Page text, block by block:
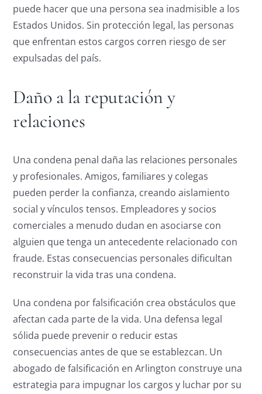
puede hacer que una persona sea inadmisible a los
Estados Unidos. Sin protección legal, las personas
que enfrentan estos cargos corren riesgo de ser
expulsadas del país.
Daño a la reputación y
relaciones
Una condena penal daña las relaciones personales
y profesionales. Amigos, familiares y colegas
pueden perder la confianza, creando aislamiento
social y vínculos tensos. Empleadores y socios
comerciales a menudo dudan en asociarse con
alguien que tenga un antecedente relacionado con
fraude. Estas consecuencias personales dificultan
reconstruir la vida tras una condena.
Una condena por falsificación crea obstáculos que
afectan cada parte de la vida. Una defensa legal
sólida puede prevenir o reducir estas
consecuencias antes de que se establezcan. Un
abogado de falsificación en Arlington construye una
estrategia para impugnar los cargos y luchar por su